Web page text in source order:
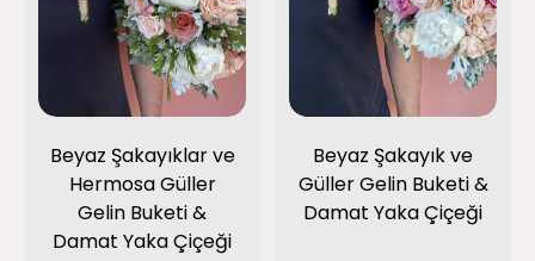
Beyaz Şakayıklar ve
Hermosa Güller
Gelin Buketi &
Damat Yaka Çiçeği
Beyaz Şakayık ve
Güller Gelin Buketi &
Damat Yaka Çiçeği